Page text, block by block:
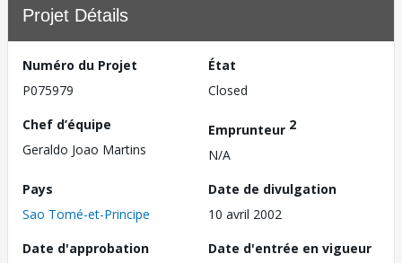
Projet Détails
Numéro du Projet
P075979
État
Closed
Chef d’équipe
Geraldo Joao Martins
Emprunteur 2
N/A
Pays
Sao Tomé-et-Principe
Date de divulgation
10 avril 2002
Date d'approbation
Date d'entrée en vigueur